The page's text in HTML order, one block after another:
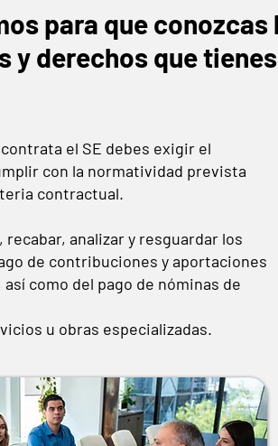
para que conozcas
y derechosque
el SE debes exigir el
con la normatividad prevista
contractual.
analizar y resguardar los
de contribuciones y aportaciones
como del pago de nóminas de
u obras especializadas.